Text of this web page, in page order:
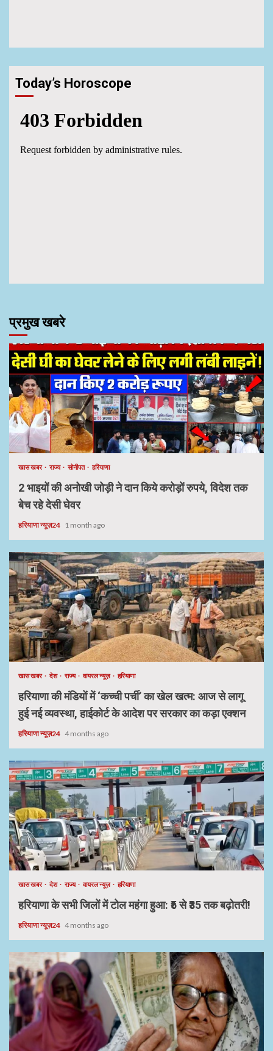
Today’s Horoscope
प्रमुख खबरे
खास खबर राज्य सोनीपत हरियाणा
2 भाइयों की अनोखी जोड़ी ने दान किये करोड़ों रुपये, विदेश तक
बेच रहे देसी घेवर
हरियाणा न्यूज़24 1 month ago
खास खबर देश राज्य वायरल न्यूज़ हरियाणा
हरियाणा की मंडियों में ‘कच्ची पर्ची’ का खेल खत्म: आज से लागू
हुई नई व्यवस्था, हाईकोर्ट के आदेश पर सरकार का कड़ा एक्शन
हरियाणा न्यूज़24 4 months ago
खास खबर देश राज्य वायरल न्यूज़ हरियाणा
हरियाणा के सभी जिलों में टोल महंगा हुआ: ₹5 से ₹35 तक बढ़ोतरी!
हरियाणा न्यूज़24 4 months ago